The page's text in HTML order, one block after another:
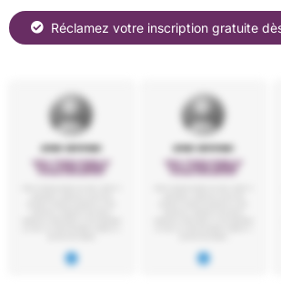
Réclamez votre inscription gratuite